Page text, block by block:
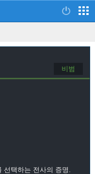
비범
택하는 전사의 증명.